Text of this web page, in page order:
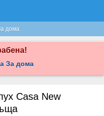
дома
За дома
Casa New